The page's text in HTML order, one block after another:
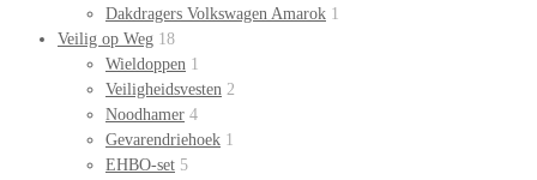
Dakdragers Volkswagen Amarok 1
Veilig op Weg 18
Wieldoppen 1
Veiligheidsvesten 2
Noodhamer 4
Gevarendriehoek 1
EHBO-set 5